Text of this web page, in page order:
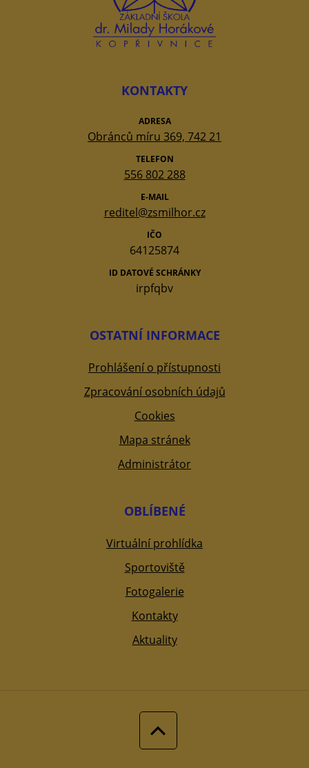
KONTAKTY
ADRESA
Obránců míru 369, 742 21
TELEFON
556 802 288
E-MAIL
reditel@zsmilhor.cz
IČO
64125874
ID DATOVÉ SCHRÁNKY
irpfqbv
OSTATNÍ INFORMACE
Prohlášení o přístupnosti
Zpracování osobních údajů
Cookies
Mapa stránek
Administrátor
OBLÍBENÉ
Virtuální prohlídka
Sportoviště
Fotogalerie
Kontakty
Aktuality